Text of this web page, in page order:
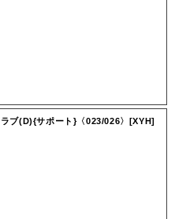
ブ(D){サポート}〈023/026〉[XYH]